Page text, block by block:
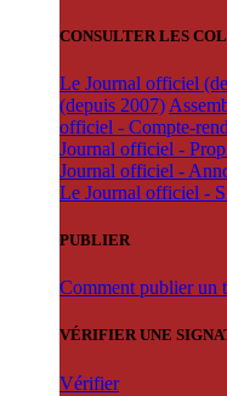
CONSULTER LES
Le Journal officiel
(depuis 2007)
officiel - Compte-
Journal officiel -
Journal officiel -
Le Journal officiel -
PUBLIER
Comment publier un
VÉRIFIER UNE
Vérifier